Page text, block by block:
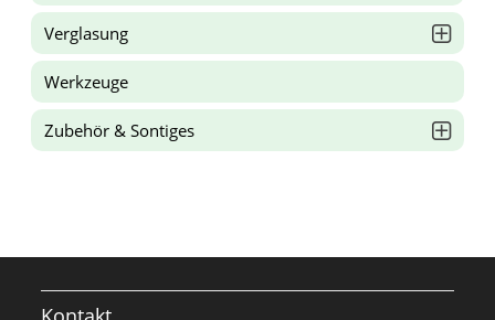
Verglasung
Werkzeuge
Zubehör & Sontiges